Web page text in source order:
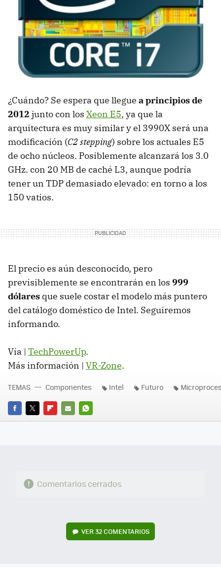
¿Cuándo? Se espera que llegue a principios de
2012 junto con los Xeon E5, ya que la
arquitectura es muy similar y el 3990X será una
modificación (C2 stepping) sobre los actuales E5
de ocho núcleos. Posiblemente alcanzará los 3.0
GHz. con 20 MB de caché L3, aunque podría
tener un TDP demasiado elevado: en torno a los
150 vatios.
El precio es aún desconocido, pero
previsiblemente se encontrarán en los 999
dólares que suele costar el modelo más puntero
del catálogo doméstico de Intel. Seguiremos
informando.
Vía | TechPowerUp.
Más información | VR-Zone.
FACEBOOK
TWITTERFLIPBOARD
E-
WHATSAPP
TEMAS Componentes Intel Futuro
Comentarios cerrados
VER 32 COMENTARIOS